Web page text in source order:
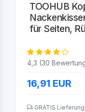
TOOHUB
für Seiten,
4,3 (30
16,91 EUR
GRATIS